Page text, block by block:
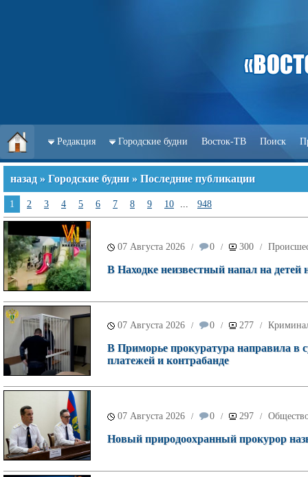
Редакция Городские будни Восток-ТВ Поиск
назад » Городские будни » Последние публикации
1 2 3 4 5 6 7 8 9 10 ... 948
07 Августа 2026 / 0 / 300 /
В Находке неизвестный напал на детей
07 Августа 2026 / 0 / 277 /
В Приморье прокуратура направила в
платежей и контрабанде
07 Августа 2026 / 0 / 297 /
Новый природоохранный прокурор